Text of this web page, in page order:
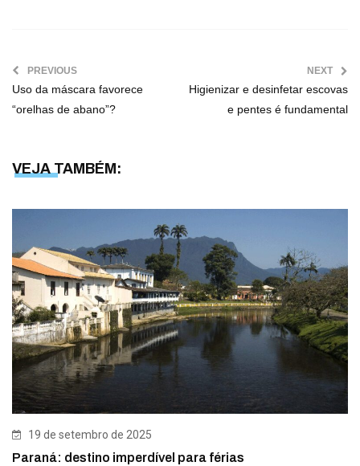
PREVIOUS
Uso da máscara favorece
“orelhas de abano”?
NEXT
Higienizar e desinfetar escovas
e pentes é fundamental
VEJA TAMBÉM:
19 de setembro de 2025
Paraná: destino imperdível para férias